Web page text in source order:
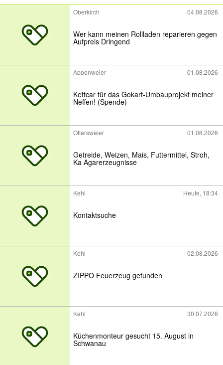
Oberkirch 04.08.2026
Wer kann meinen Rollladen reparieren gegen
Aufpreis Dringend
Appenweier 01.08.2026
Kettcar für das Gokart-Umbauprojekt meiner
Neffen! (Spende)
Ottersweier 01.08.2026
Getreide, Weizen, Mais, Futtermittel, Stroh,
Ka Agarerzeugnisse
Kehl Heute, 18:34
Kontaktsuche
Kehl 02.08.2026
ZIPPO Feuerzeug gefunden
Kehl 30.07.2026
Küchenmonteur gesucht 15. August in
Schwanau